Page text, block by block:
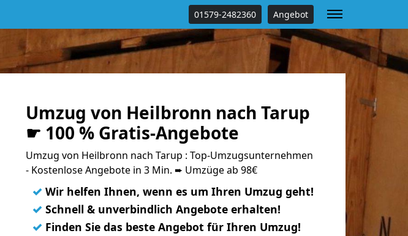
01579-2482360 Angebot
Umzug von Heilbronn nach Tarup
☛ 100 % Gratis-Angebote
Umzug von Heilbronn nach Tarup : Top-Umzugsunternehmen
- Kostenlose Angebote in 3 Min. ➨ Umzüge ab 98€
✓ Wir helfen Ihnen, wenn es um Ihren Umzug geht!
✓ Schnell & unverbindlich Angebote erhalten!
✓ Finden Sie das beste Angebot für Ihren Umzug!